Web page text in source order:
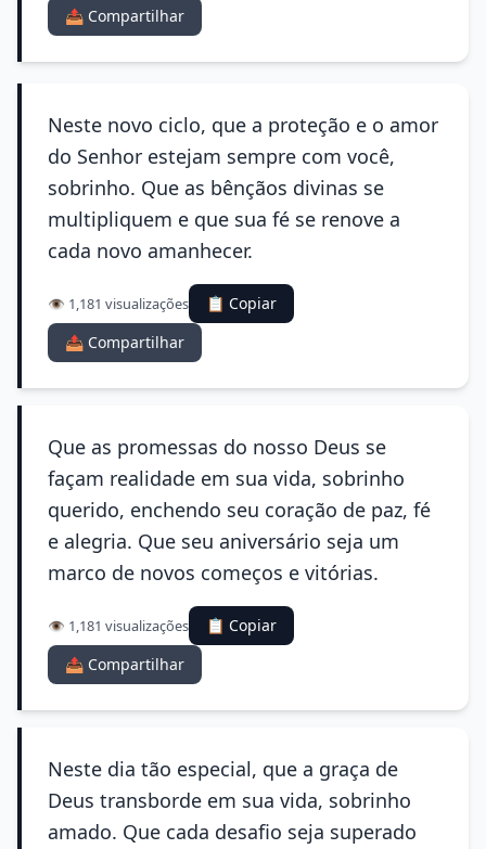
📤 Compartilhar
Neste novo ciclo, que a proteção e o amor
do Senhor estejam sempre com você,
sobrinho. Que as bênçãos divinas se
multipliquem e que sua fé se renove a
cada novo amanhecer.
👁️ 1,181 visualizações
📋 Copiar
📤 Compartilhar
Que as promessas do nosso Deus se
façam realidade em sua vida, sobrinho
querido, enchendo seu coração de paz, fé
e alegria. Que seu aniversário seja um
marco de novos começos e vitórias.
👁️ 1,181 visualizações
📋 Copiar
📤 Compartilhar
Neste dia tão especial, que a graça de
Deus transborde em sua vida, sobrinho
amado. Que cada desafio seja superado